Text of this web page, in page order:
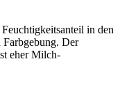
in den
Farbgebung. Der
eher Milch-